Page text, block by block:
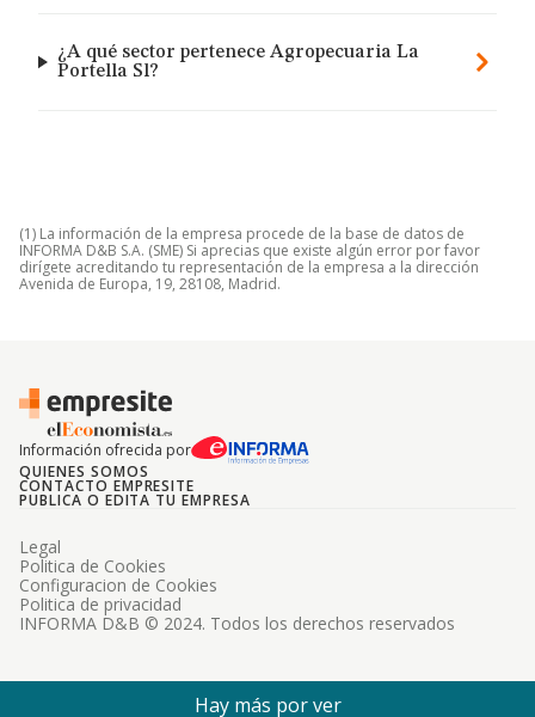
¿A qué sector pertenece Agropecuaria La
Portella Sl?
(1) La información de la empresa procede de la base de datos de
INFORMA D&B S.A. (SME) Si aprecias que existe algún error por favor
dirígete acreditando tu representación de la empresa a la dirección
Avenida de Europa, 19, 28108, Madrid.
Información ofrecida por
QUIENES SOMOS
CONTACTO EMPRESITE
PUBLICA O EDITA TU EMPRESA
INFORMA D&B © 2024. Todos los derechos reservados
Legal
Politica de Cookies
Configuracion de Cookies
Politica de privacidad
Hay más por ver